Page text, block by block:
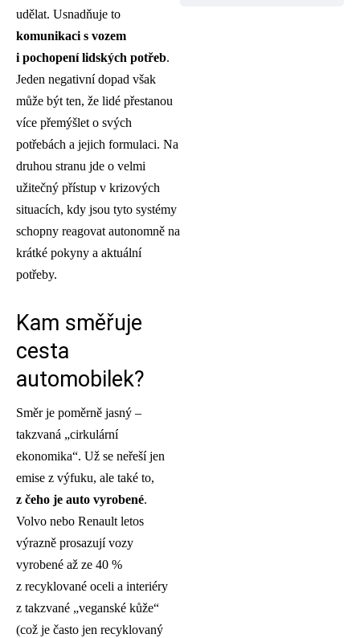
udělat. Usnadňuje to
komunikaci s vozem
i pochopení lidských potřeb.
Jeden negativní dopad však
může být ten, že lidé přestanou
více přemýšlet o svých
potřebách a jejich formulaci. Na
druhou stranu jde o velmi
užitečný přístup v krizových
situacích, kdy jsou tyto systémy
schopny reagovat autonomně na
krátké pokyny a aktuální
potřeby.
Kam směřuje
cesta
automobilek?
Směr je poměrně jasný –
takzvaná „cirkulární
ekonomika“. Už se neřeší jen
emise z výfuku, ale také to,
z čeho je auto vyrobené.
Volvo nebo Renault letos
výrazně prosazují vozy
vyrobené až ze 40 %
z recyklované oceli a interiéry
z takzvané „veganské kůže“
(což je často jen recyklovaný